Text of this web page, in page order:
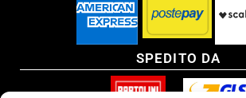
SPEDITO DA